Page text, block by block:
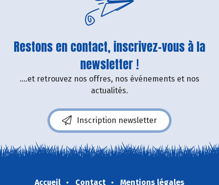
Restons en contact, inscrivez-vous à la
newsletter !
....et retrouvez nos offres, nos événements et nos
actualités.
Inscription newsletter
Accueil Contact
Mentions légales